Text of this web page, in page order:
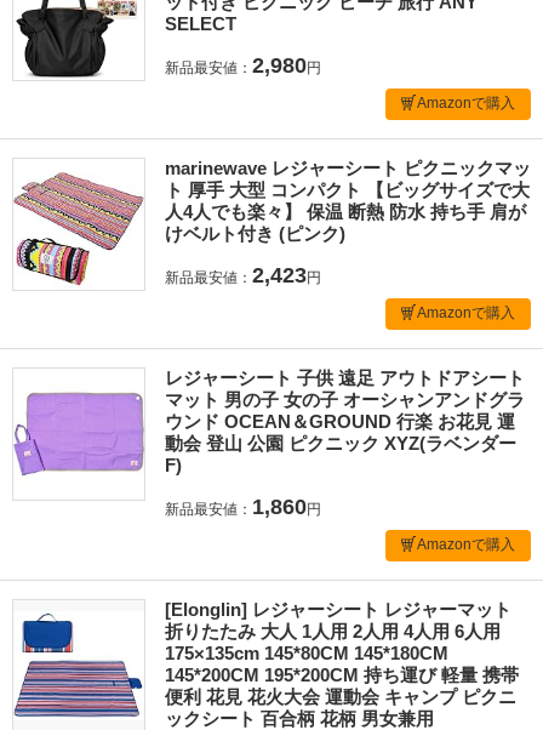
SELECT
新品最安値： 2,980円
Amazonで購入
marinewave レジャーシート ピクニックマッ
ト 厚手 大型 コンパクト 【ビッグサイズで大
人4人でも楽々】 保温 断熱 防水 持ち手 肩が
けベルト付き (ピンク)
新品最安値： 2,423円
Amazonで購入
レジャーシート 子供 遠足 アウトドアシート
マット 男の子 女の子 オーシャンアンドグラ
ウンド OCEAN＆GROUND 行楽 お花見 運
動会 登山 公園 ピクニック XYZ(ラベンダー
F)
新品最安値： 1,860円
Amazonで購入
[Elonglin] レジャーシート レジャーマット
折りたたみ 大人 1人用 2人用 4人用 6人用
175×135cm 145*80CM 145*180CM
145*200CM 195*200CM 持ち運び 軽量 携帯
便利 花見 花火大会 運動会 キャンプ ピクニ
ックシート 百合柄 花柄 男女兼用